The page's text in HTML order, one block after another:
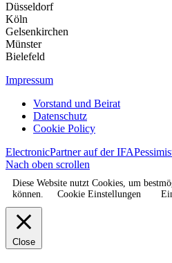
Düsseldorf
Köln
Gelsenkirchen
Münster
Bielefeld
Impressum
Vorstand und Beirat
Datenschutz
Cookie Policy
ElectronicPartner auf der IFA
Nach oben scrollen
Diese Website nutzt Cookies, um
können.
Cookie Einstellungen
Close